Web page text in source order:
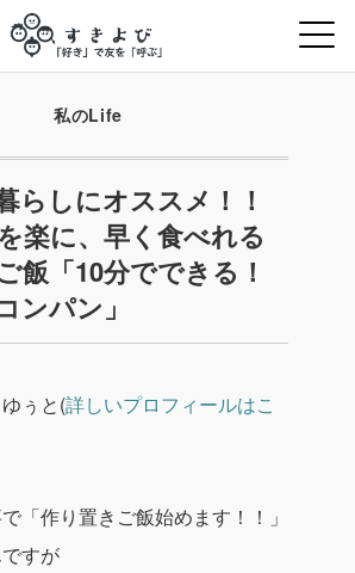
私のLife
らしにオススメ！！
楽に、早く食べれる
飯「10分でできる！
ンパン」
ぅと(詳しいプロフィールはこ
「作り置きご飯始めます！！」
すが